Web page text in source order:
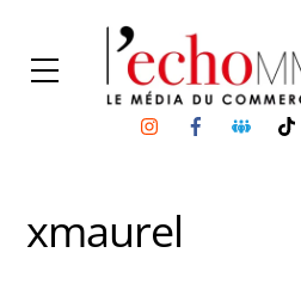
content
Menu
InstagramFacebook
xmaurel